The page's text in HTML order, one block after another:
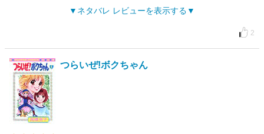
ネタバレ レビューを表示する
2
つらいぜ!ボクちゃん